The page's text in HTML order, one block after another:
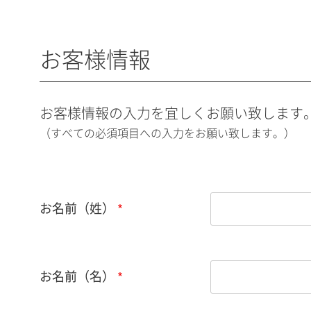
お客様情報
お客様情報の入力を宜しくお願い致します
（すべての必須項目への入力をお願い致します。）
お名前（姓）
お名前（名）